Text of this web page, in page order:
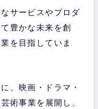
サービスやプロダ
豊かな未来を創
を目指していま
、映画・ドラマ・
術事業を展開し、